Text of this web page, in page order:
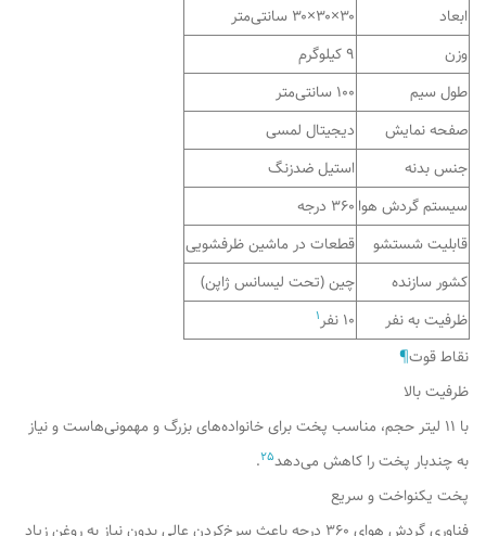
ابعاد
۳۰×۳۰×۳۰ سانتی‌متر
وزن
۹ کیلوگرم
طول سیم
۱۰۰ سانتی‌متر
صفحه نمایش
دیجیتال لمسی
جنس بدنه
استیل ضدزنگ
سیستم گردش هوا ۳۶۰ درجه
قابلیت شستشو
قطعات در ماشین ظرفشویی
کشور سازنده
چین (تحت لیسانس ژاپن)
ظرفیت به نفر
۱۰ نفر 1
نقاط قوت¶
ظرفیت بالا
با ۱۱ لیتر حجم، مناسب پخت برای خانواده‌های بزرگ و مهمونی‌هاست و نیاز
به چندبار پخت را کاهش می‌دهد 25
.
پخت یکنواخت و سریع
فناوری گردش هوای ۳۶۰ درجه باعث سرخ‌کردن عالی بدون نیاز به روغن زیاد